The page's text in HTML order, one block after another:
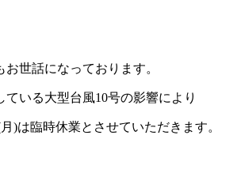
お世話になっております。
ている大型台風10号の影響により
)は臨時休業とさせていただきます。